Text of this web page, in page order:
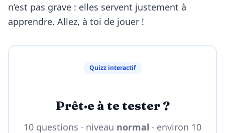
n’est pas grave : elles servent justement à
apprendre. Allez, à toi de jouer !
Quizz interactif
Prêt·e à te tester ?
10 questions · niveau normal · environ 10